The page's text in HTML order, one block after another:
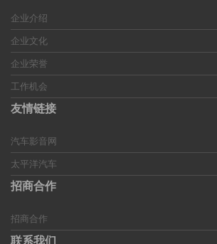
企业介绍
企业文化
企业荣誉
工作机会
友情链接
汽车影音网
太平洋汽车
招商合作
招商合作
联系我们